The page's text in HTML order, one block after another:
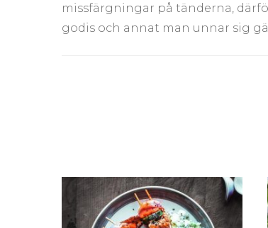
missfärgningar på tänderna,
godis och annat man unnar sig